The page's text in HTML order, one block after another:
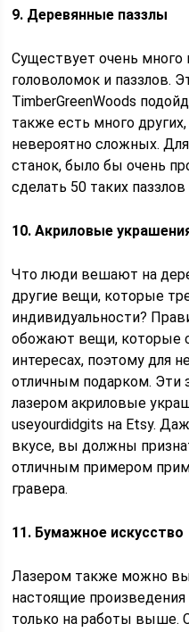
9. Деревянные паззлы
Существует очень много
головоломок и паззлов.
TimberGreenWoods
также есть много
невероятно сложных.
станок, было бы очень
сделать 50 таких
10. Акриловые
Что люди вешают на
другие вещи, которые
индивидуальности?
обожают вещи, которые
интересах, поэтому для
отличным подарком. Эти
лазером акриловые
useyourdidgits на Etsy.
вкусе, вы должны
отличным примером
гравера.
11. Бумажное искусство
Лазером также можно
настоящие
только на работы выше.